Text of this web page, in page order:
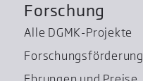
Forschung
Alle DGMK-Projekte
Forschungsförderung